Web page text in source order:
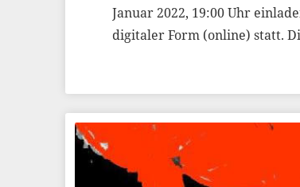
Januar 2022, 19:00 Uhr
digitaler Form (online) statt.